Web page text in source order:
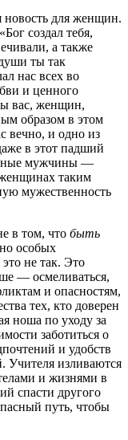
новость для женщин.
создал тебя,
а также
ты так
нас всех во
и ценного
вас, женщин,
образом в этом
вечно, и одно из
в этот падший
мужчины —
таким
мужественность
в том, что быть
особых
не так. Это
— осмеливаться,
и опасностям,
тех, кто доверен
ноша по уходу за
заботиться о
и удобств
Учителя изливаются
и жизнями в
спасти другого
путь, чтобы